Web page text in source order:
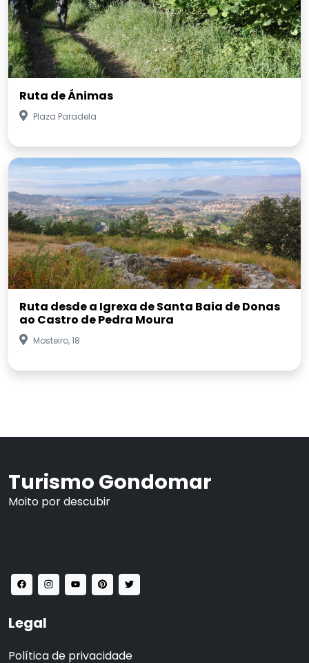
Ruta de Ánimas
Plaza Paradela
Ruta desde a Igrexa de Santa Baia de Donas
ao Castro de Pedra Moura
Mosteiro, 18
Turismo Gondomar
Moito por descubir
Legal
Política de privacidade